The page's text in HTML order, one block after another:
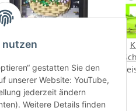
LOZ 1905 Bilderrahmen:
Sonnenblumenkorb
Preise nach Anmeldung
sichtbar
nutzen
gestatten Sie den
unserer Website: YouTube,
jederzeit ändern
Weitere Details finden